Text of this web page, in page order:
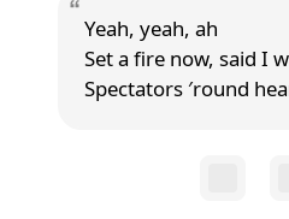
Yeah, yeah, ah
Set a fire now, said I
Spectators ′round